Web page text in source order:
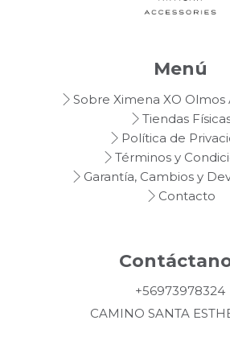
Menú
Sobre Ximena XO Olmos
Tiendas
Política de
Términos y
Garantía, Cambios y
Contacto
+56973978324
CAMINO SANTA